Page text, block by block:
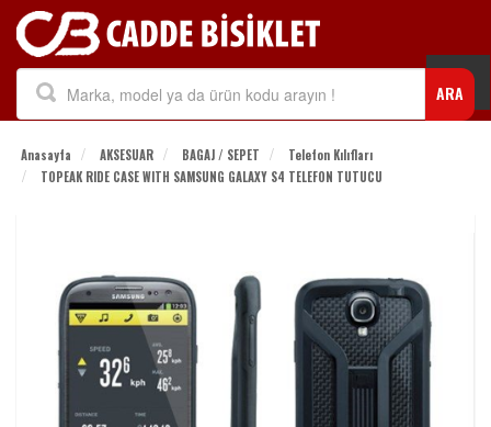
ARA
Anasayfa AKSESUAR BAGAJ / SEPET
Telefon Kılıfları
TOPEAK RIDE CASE WITH SAMSUNG GALAXY S4 TELEFON TUTUCU